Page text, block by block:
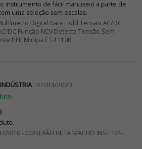
instrumento de fácil manuseio a parte de
uma seleção sem escalas.
Digital Data Hold Tensão AC/DC
DC Função NCV Detecta Tensão Sem
hFE Minipa ET-1110B
07/03/2023
- CONEXÃO RETA MACHO INST 1/4-